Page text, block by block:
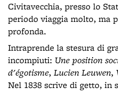
Civitavecchia, presso lo
periodo viaggia molto, ma
profonda.
Intraprende la stesura di
incompiuti: Une position
d'égotisme, Lucien Leuwen,
Nel 1838 scrive di getto, in